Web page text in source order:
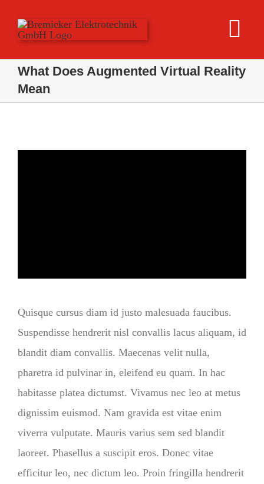
Service
What Does Augmented Virtual Reality
Mean
Quisque cursus diam id justo malesuada faucibus.
Suspendisse hendrerit nisl convallis lacus aliquam, id
blandit diam convallis. Maecenas velit nulla,
pharetra id pulvinar in, eleifend eu quam. In hac
habitasse platea dictumst. Vivamus nec leo at metus
dignissim euismod. Nam gravida est vitae enim
viverra vulputate. Mauris varius sem sed blandit
laoreet. Phasellus a suscipit eros. Donec vitae
efficitur leo, nec dictum leo. Proin fringilla hendrerit